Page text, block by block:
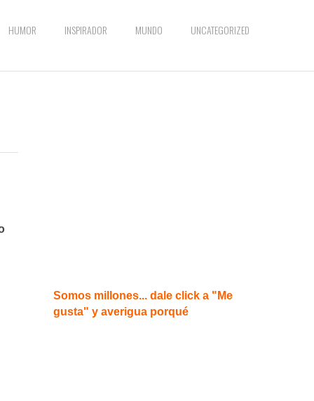
HUMOR INSPIRADOR MUNDO UNCATEGORIZED
Somos millones... dale click a "Me
gusta" y averigua porqué